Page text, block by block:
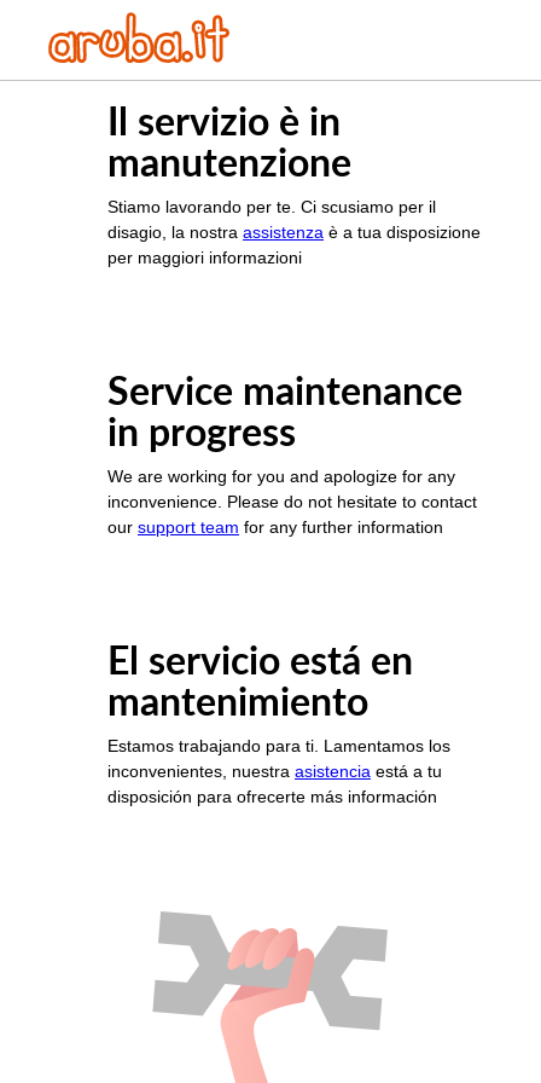
Il servizio è in
manutenzione
Stiamo lavorando per te. Ci scusiamo per il
disagio, la nostra assistenza è a tua disposizione
per maggiori informazioni
Service maintenance
in progress
We are working for you and apologize for any
inconvenience. Please do not hesitate to contact
our support team for any further information
El servicio está en
mantenimiento
Estamos trabajando para ti. Lamentamos los
inconvenientes, nuestra asistencia está a tu
disposición para ofrecerte más información